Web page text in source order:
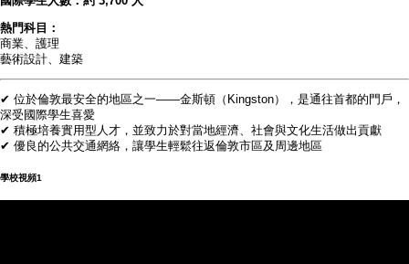
熱門科目：
商業、護理
藝術設計、建築
✔ 位於倫敦最安全的地區之一——金斯頓（Kingston），是通往首都的門戶，
深受國際學生喜愛
✔ 積極培養實用型人才，並致力於對當地經濟、社會與文化生活做出貢獻
✔ 優良的公共交通網絡，讓學生輕鬆往返倫敦市區及周邊地區
學校視頻1